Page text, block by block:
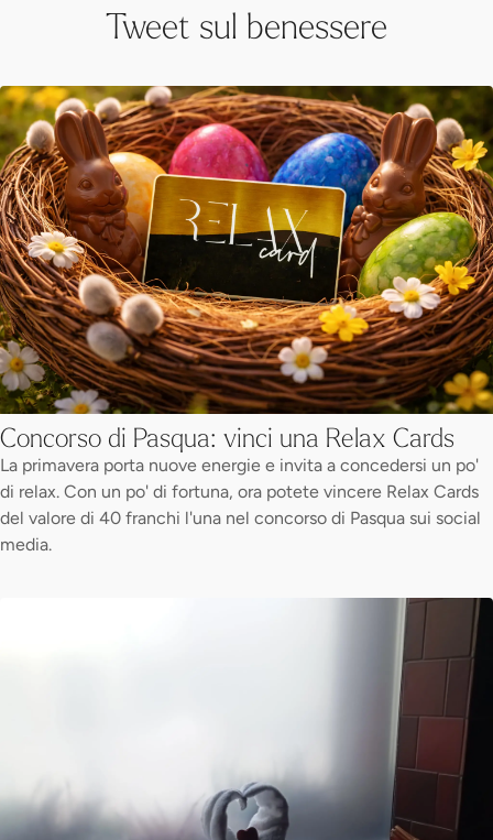
Tweet sul benessere
Concorso di Pasqua: vinci una Relax Cards
La primavera porta nuove energie e invita a concedersi un po'
di relax. Con un po' di fortuna, ora potete vincere Relax Cards
del valore di 40 franchi l'una nel concorso di Pasqua sui social
media.